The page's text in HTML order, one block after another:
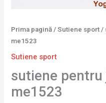
Prima pagină /Sutiene sport /
me1523
Sutiene sport
sutiene pentru
me1523